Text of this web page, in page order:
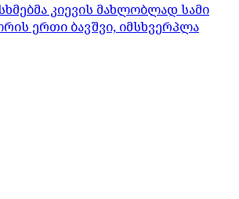
კიევის მახლობლად სამი
ერთი ბავშვი, იმსხვერპლა